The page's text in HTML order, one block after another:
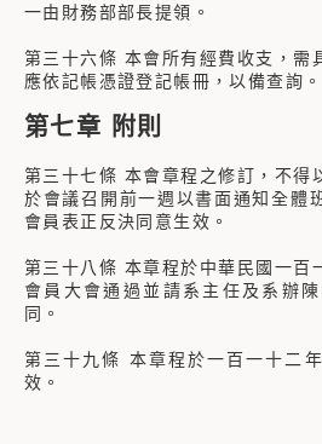
一由財務部部長提領。
第三十六條 本會所有經費收支，需
應依記帳憑證登記帳冊，以備查詢。
第七章 附則
第三十七條 本會章程之修訂，不得
於會議召開前一週以書面通知全體
會員表正反決同意生效。
第三十八條 本章程於中華民國一百
會員大會通過並請系主任及系辦
同。
第三十九條 本章程於一百一十二
效。